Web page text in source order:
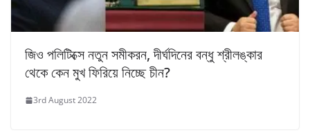
জিও পলিটিক্সে নতুন সমীকরন, দীর্ঘদিনের বন্ধু শ্রীলঙ্কার
থেকে কেন মুখ ফিরিয়ে নিচ্ছে চীন?
3rd August 2022